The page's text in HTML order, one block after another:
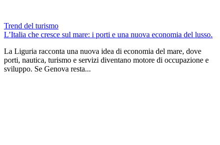
Trend del turismo
L’Italia che cresce sul mare: i porti e una nuova economia del lusso.
La Liguria racconta una nuova idea di economia del mare, dove
porti, nautica, turismo e servizi diventano motore di occupazione e
sviluppo. Se Genova resta...